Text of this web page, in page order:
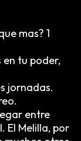
mas? 1
tu poder,
jornadas.
entre
El Melilla, por